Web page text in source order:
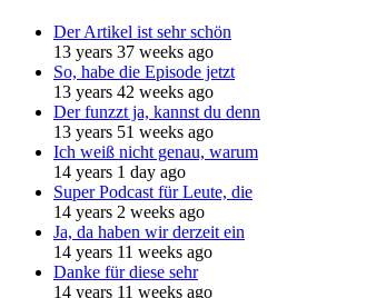
Der Artikel ist sehr schön
13 years 37 weeks ago
So, habe die Episode jetzt
13 years 42 weeks ago
Der funzzt ja, kannst du denn
13 years 51 weeks ago
Ich weiß nicht genau, warum
14 years 1 day ago
Super Podcast für Leute, die
14 years 2 weeks ago
Ja, da haben wir derzeit ein
14 years 11 weeks ago
Danke für diese sehr
14 years 11 weeks ago